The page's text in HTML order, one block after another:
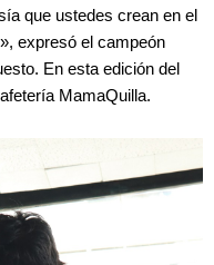
que ustedes crean en el
expresó el campeón
En esta edición del
MamaQuilla.